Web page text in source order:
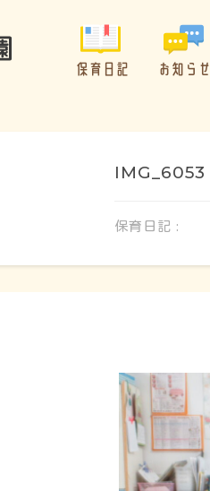
保育日記 お知らせ
IMG_6053
保育日記 :